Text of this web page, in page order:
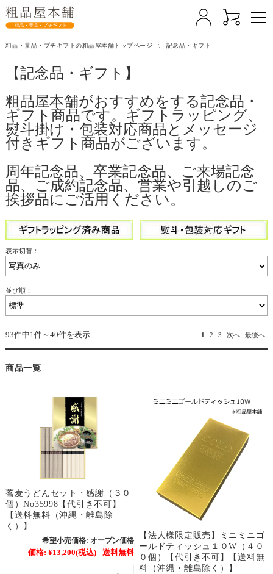
粗品・景品・プチギフトの粗品屋本舗トップページ 記念品・ギフト
【記念品・ギフト】
粗品屋本舗がおすすめをする記念品・
ギフト商品です。ギフトラッピング、
熨斗掛け・包装対応商品とメッセージ
付きギフト商品がございます。
周年記念品、卒業記念品、ご来場記念
品、ご成約記念品、営業や引越しのご
挨拶品にご活用ください。
表示切替：
並び順：
93件中1件～40件を表示 1 2 3 次へ 最後へ
商品一覧
蕎麦うどんセット・感謝（３０
個）No35998【代引き不可】
【送料無料（沖縄・離島除
く）】
希望小売価格: オープン価格
価格: ¥13,200(税込) 送料無料
【法人様限定販売】ミニミニゴ
ールドティッシュ１０W（４０
０個）【代引き不可】【送料無
料（沖縄・離島除く）】